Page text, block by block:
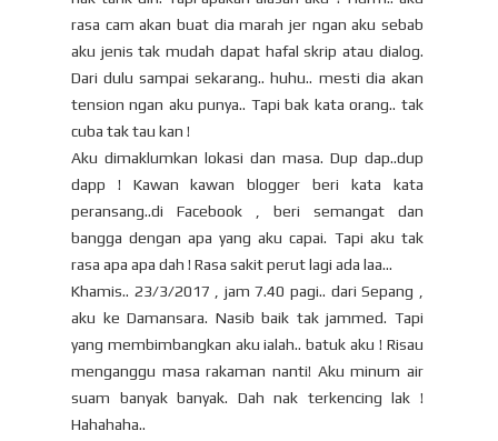
rasa cam akan buat dia marah jer ngan aku sebab
aku jenis tak mudah dapat hafal skrip atau dialog.
Dari dulu sampai sekarang.. huhu.. mesti dia akan
tension ngan aku punya.. Tapi bak kata orang.. tak
cuba tak tau kan !
Aku dimaklumkan lokasi dan masa. Dup dap..dup
dapp ! Kawan kawan blogger beri kata kata
peransang..di Facebook , beri semangat dan
bangga dengan apa yang aku capai. Tapi aku tak
rasa apa apa dah ! Rasa sakit perut lagi ada laa...
Khamis.. 23/3/2017 , jam 7.40 pagi.. dari Sepang ,
aku ke Damansara. Nasib baik tak jammed. Tapi
yang membimbangkan aku ialah.. batuk aku ! Risau
menganggu masa rakaman nanti! Aku minum air
suam banyak banyak. Dah nak terkencing lak !
Hahahaha..